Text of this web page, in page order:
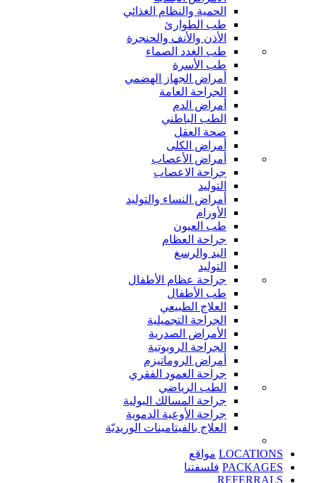
الحمية والنظام الغذائي
طب الطوارئ
الأذن والأنف والحنجرة
طب الغدد الصماء
طب الأسرة
أمراض الجهاز الهضمي
الجراحة العامة
أمراض الدم
الطب الباطني
صحة العقل
أمراض الكلى
أمراض الأعصاب
جراحة الاعصاب
التوليد
أمراض النساء والتوليد
الأورام
طب العيون
جراحة العظام
اليد والرسغ
التوليد
جراحة عظام الأطفال
طب الأطفال
العلاج الطبيعي
الجراحة التجميلية
الأمراض الصدرية
الجراحة الروبوتية
أمراض الروماتيزم
جراحة العمود الفقري
الطب الرياضي
جراحة المسالك البولية
جراحة الأوعية الدموية
العلاج بالفيتامينات الوريديّة
LOCATIONS مواقع
PACKAGES فلسفتنا
REFERRALS